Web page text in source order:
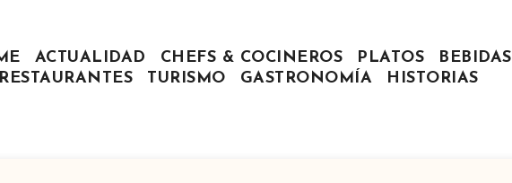
ACTUALIDAD CHEFS & COCINEROS PLATOS
BEBIDAS
RESTAURANTES
TURISMO GASTRONOMÍA HISTORIAS